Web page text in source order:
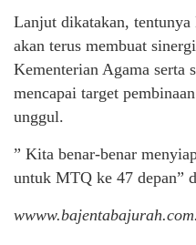
Lanjut dikatakan,
akan terus membuat
Kementerian Agama serta
mencapai target
unggul.
” Kita benar-benar
untuk MTQ ke 47 depan”